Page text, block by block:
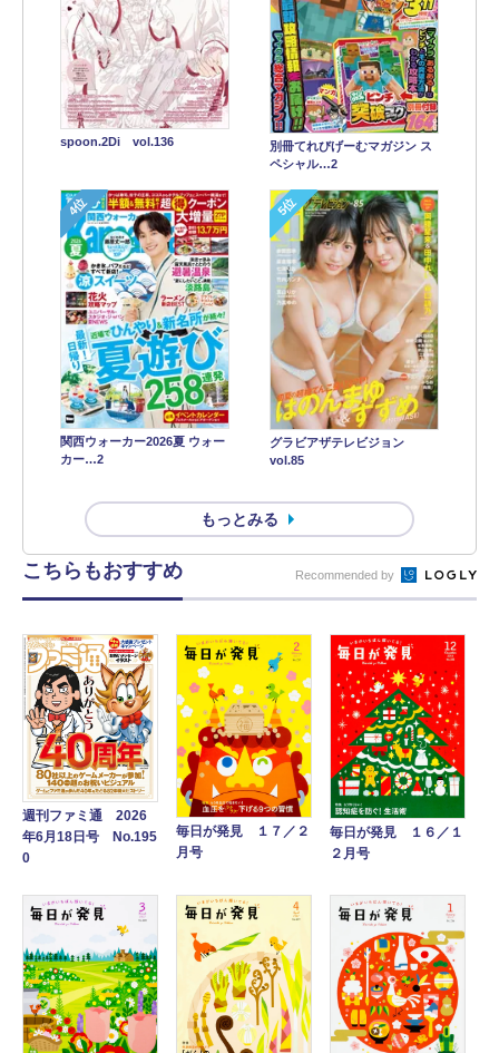
spoon.2Di vol.136
別冊てれびげーむマガジン ス
ペシャル…2
4位
関西ウォーカー2026夏 ウォー
カー…2
5位
グラビアザテレビジョン
vol.85
もっとみる
こちらもおすすめ Recommended by
週刊ファミ通 2026
年6月18日号 No.195
0
毎日が発見 １７／２
月号
毎日が発見 １６／１
２月号